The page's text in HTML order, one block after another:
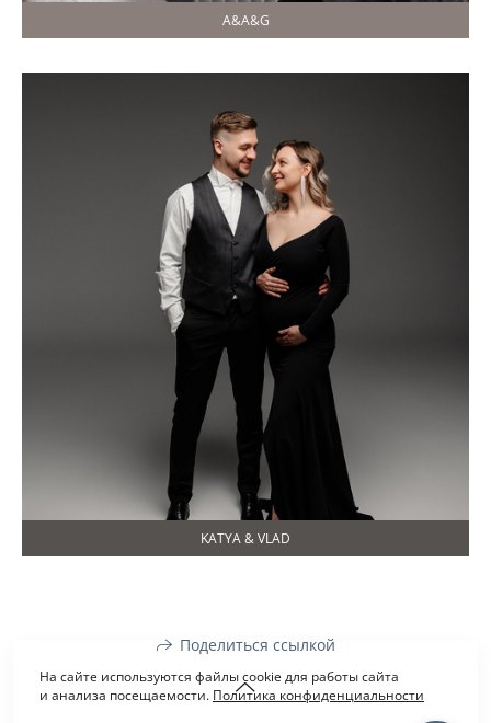
A&A&G
KATYA & VLAD
Поделиться ссылкой
На сайте используются файлы cookie для работы сайта
и анализа посещаемости. Политика конфиденциальности